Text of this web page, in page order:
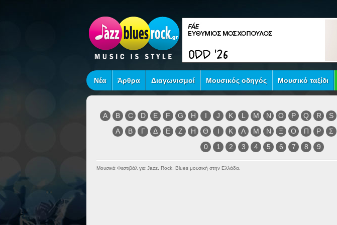
Νέα Άρθρα Διαγωνισμοί Μουσικός οδηγός Μουσικό ταξίδι
A B C D E F G H I J K L M N O P Q R S
Α
Β Γ Δ Ε Ζ Η Θ Ι Κ Λ Μ Ν Ξ Ο Π Ρ Σ
0
1 2 3 4 5 6 7 8 9
Μουσικά Φεστιβάλ για Jazz, Rock, Blues μουσική στην Ελλάδα.